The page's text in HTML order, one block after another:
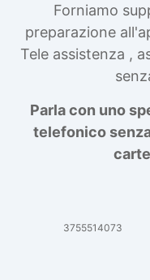
Forniamo
preparazione
Tele assistenza ,
Parla con uno
telefonico
3755514073